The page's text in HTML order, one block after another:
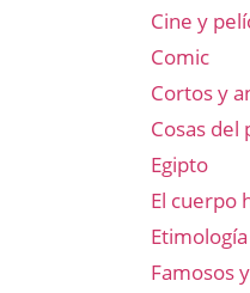
Cine y
Comic
Cortos y
Cosas del
Egipto
El cuerpo
Etimología
Famosos